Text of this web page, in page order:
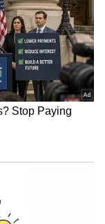
ಮೂಲಕ
ತಮ್ಮ ವೃತ್ತಿ,
ಲಾಭವನ್ನು
ಜೀವನದ